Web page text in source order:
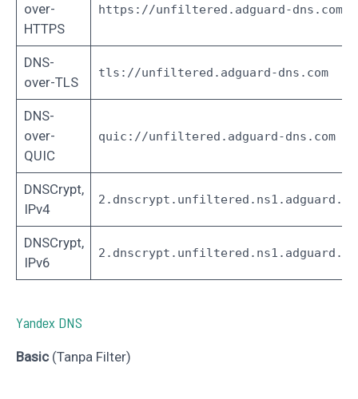
over-
HTTPS
https://unfiltered.adguard-dns.com/
DNS-
over-TLS
tls://unfiltered.adguard-dns.com
DNS-
over-
QUIC
quic://unfiltered.adguard-dns.com
DNSCrypt,
IPv4
DNSCrypt,
IPv6
Yandex DNS
Basic (Tanpa Filter)